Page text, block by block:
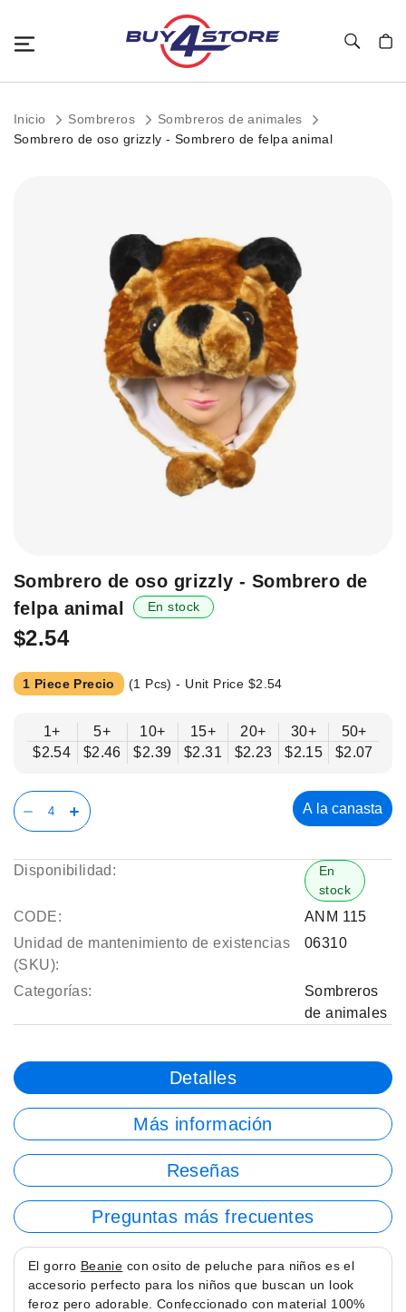
Inicio Sombreros
Sombreros de animales
Sombrero de oso grizzly - Sombrero de felpa animal
Saltar
principio
de
la
galería
de
Sombrero de oso grizzly - Sombrero de
felpa animal
En stock
$2.54
1 Piece Precio (1 Pcs) - Unit Price $2.54
1+
$2.54
5+
$2.46
10+
$2.39
15+
$2.31
20+
$2.23
30+
$2.15
50+
$2.07
A la canasta
Disponibilidad:
En
stock
CODE:
ANM 115
Unidad de mantenimiento de existencias
(SKU):
06310
Categorías:
Sombreros
de animales
Detalles
Más información
Reseñas
Preguntas más frecuentes
El gorro Beanie con osito de peluche para niños es el
accesorio perfecto para los niños que buscan un look
feroz pero adorable. Confeccionado con material 100%